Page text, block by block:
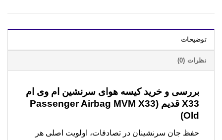
توضیحات
نظرات (0)
بررسی و خریدکیسه هوای سرنشین ام وی ام
X33 قدیم (Passenger Airbag MVM X33
Old)
حفظ جان سرنشینان در تصادفات، اولویت اصلی هر